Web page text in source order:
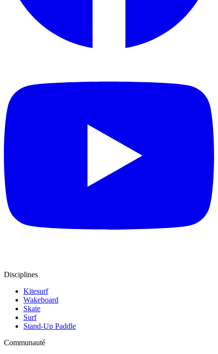
Disciplines
Kitesurf
Wakeboard
Skate
Surf
Stand-Up Paddle
Communauté